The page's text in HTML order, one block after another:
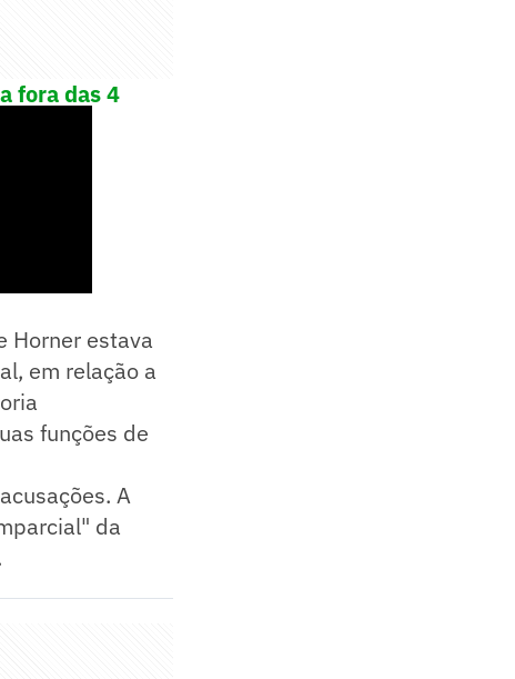
fora das 4
Horner estava
em relação a
funções de
A
da